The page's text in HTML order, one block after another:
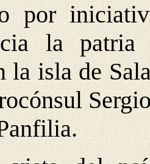
por
la
la isla de